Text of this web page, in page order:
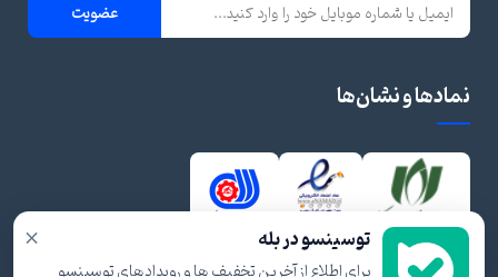
عضویت
نمادها و نشان‌ها
× توسینسو در بله
برای اطلاع از آخرین تخفیف ها و رویدادهای توسینسو